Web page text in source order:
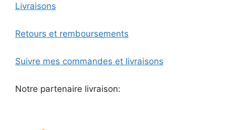
Livraisons
Retours et remboursements
Suivre mes commandes et livraisons
Notre partenaire livraison: